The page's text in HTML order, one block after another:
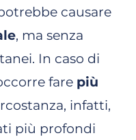
causare
, ma senza
In caso di
fare più
infatti,
più profondi